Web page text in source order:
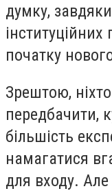
думку,
початку
Зрештою,
передбачити,
більшість
намагатися
для входу. Але